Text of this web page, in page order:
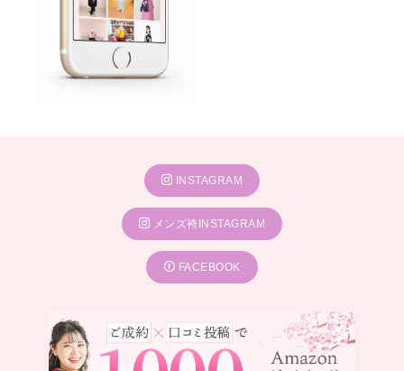
INSTAGRAM
メンズ袴INSTAGRAM
FACEBOOK